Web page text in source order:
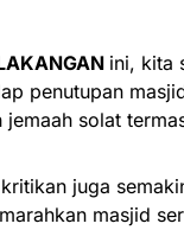
ini, kita
penutupan
jemaah solat
juga
masjid